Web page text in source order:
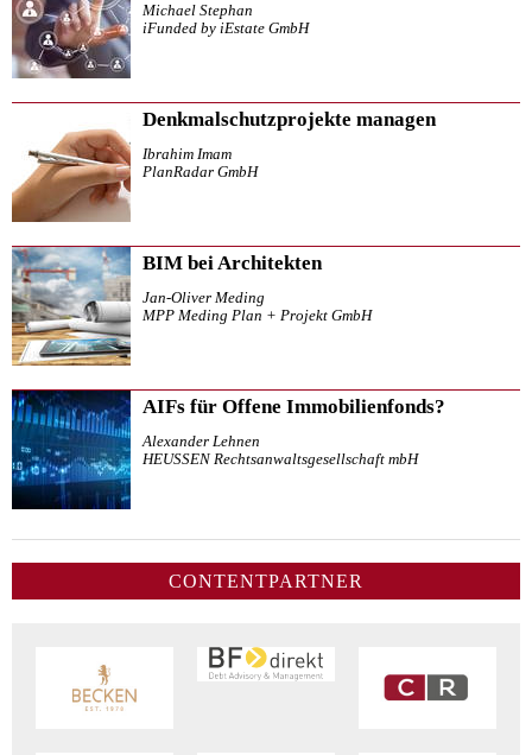
Michael Stephan
iFunded by iEstate GmbH
Denkmalschutzprojekte managen
Ibrahim Imam
PlanRadar GmbH
BIM bei Architekten
Jan-Oliver Meding
MPP Meding Plan + Projekt GmbH
AIFs für Offene Immobilienfonds?
Alexander Lehnen
HEUSSEN Rechtsanwaltsgesellschaft mbH
CONTENTPARTNER